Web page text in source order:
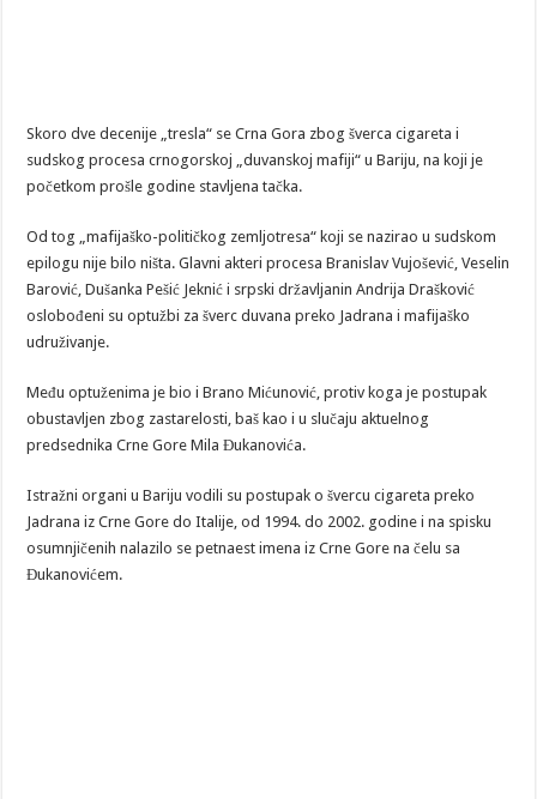
Skoro dve decenije „tresla“ se Crna Gora zbog šverca cigareta i
sudskog procesa crnogorskoj „duvanskoj mafiji“ u Bariju, na koji je
početkom prošle godine stavljena tačka.
Od tog „mafijaško-političkog zemljotresa“ koji se nazirao u sudskom
epilogu nije bilo ništa. Glavni akteri procesa Branislav Vujošević, Veselin
Barović, Dušanka Pešić Jeknić i srpski državljanin Andrija Drašković
oslobođeni su optužbi za šverc duvana preko Jadrana i mafijaško
udruživanje.
Među optuženima je bio i Brano Mićunović, protiv koga je postupak
obustavljen zbog zastarelosti, baš kao i u slučaju aktuelnog
predsednika Crne Gore Mila Đukanovića.
Istražni organi u Bariju vodili su postupak o švercu cigareta preko
Jadrana iz Crne Gore do Italije, od 1994. do 2002. godine i na spisku
osumnjičenih nalazilo se petnaest imena iz Crne Gore na čelu sa
Đukanovićem.